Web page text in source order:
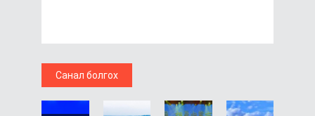
Санал болгох